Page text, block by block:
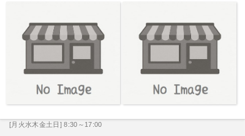
[月火水木金土日] 8:30～17:00